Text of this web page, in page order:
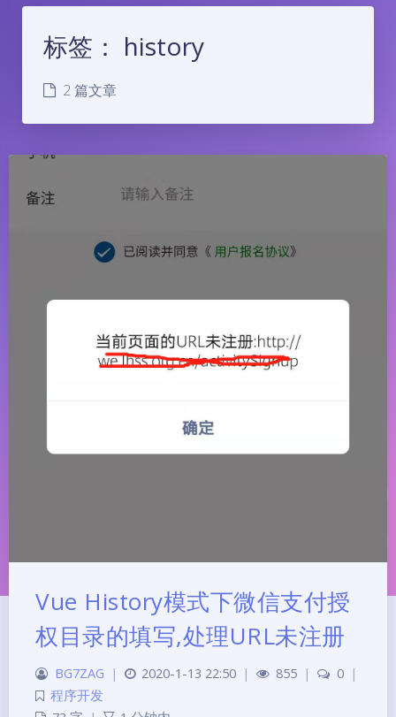
标签： history
2 篇文章
Vue History模式下微信支付授
权目录的填写,处理URL未注册
BG7ZAG | 2020-1-13 22:50 | 855 | 0 |
程序开发